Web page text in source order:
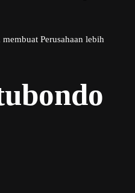
Perusahaan lebih